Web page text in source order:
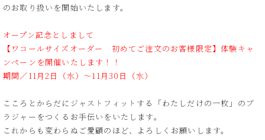
のお取り扱いを開始いたします。
オープン記念としまして
【ワコールサイズオーダー 初めてご注文のお客様限定】体験キャ
ンペーンを開催いたします！！
期間／11月2日（水）～11月30日（水）
こころとからだにジャストフィットする「わたしだけの一枚」のブ
ラジャーをつくるお手伝いをいたします。
これからも変わらぬご愛顧のほど、よろしくお願いします。